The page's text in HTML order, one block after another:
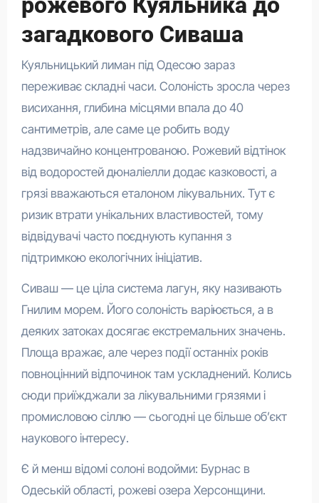
загадкового Сиваша
Куяльницький лиман під Одесою зараз
переживає складні часи. Солоність зросла через
висихання, глибина місцями впала до 40
сантиметрів, але саме це робить воду
надзвичайно концентрованою. Рожевий відтінок
від водоростей дюналіелли додає казковості, а
грязі вважаються еталоном лікувальних. Тут є
ризик втрати унікальних властивостей, тому
відвідувачі часто поєднують купання з
підтримкою екологічних ініціатив.
Сиваш — це ціла система лагун, яку називають
Гнилим морем. Його солоність варіюється, а в
деяких затоках досягає екстремальних значень.
Площа вражає, але через події останніх років
повноцінний відпочинок там ускладнений. Колись
сюди приїжджали за лікувальними грязями і
промисловою сіллю — сьогодні це більше об’єкт
наукового інтересу.
Є й менш відомі солоні водойми: Бурнас в
Одеській області, рожеві озера Херсонщини.